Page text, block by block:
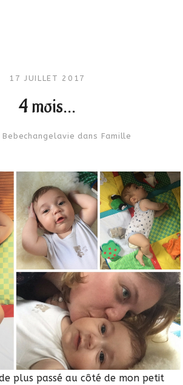
17 JUILLET 2017
4 mois…
Bebechangelavie dans Famille
plus passé au côté de mon petit